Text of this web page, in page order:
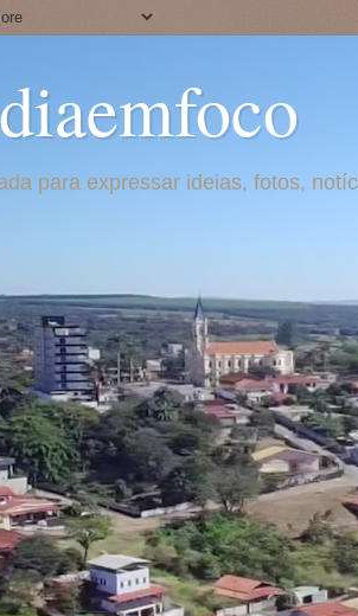
para expressar ideias, fotos,